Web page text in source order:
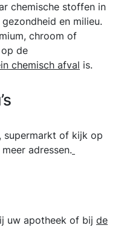
chemische stoffen in
en milieu.
chroom of
de
chemisch afval is.
supermarkt of kijk op
adressen.
uw apotheek of bij de